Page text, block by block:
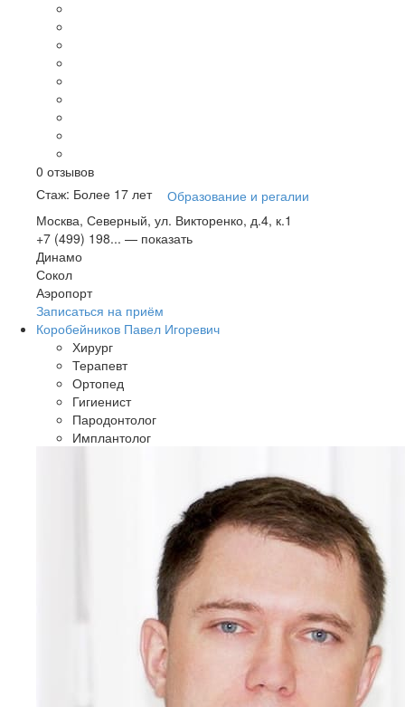
0 отзывов
Стаж: Более 17 лет
Образование и регалии
Москва, Северный, ул. Викторенко, д.4, к.1
+7 (499) 198... — показать
Динамо
Сокол
Аэропорт
Записаться на приём
Коробейников Павел Игоревич
Хирург
Терапевт
Ортопед
Гигиенист
Пародонтолог
Имплантолог